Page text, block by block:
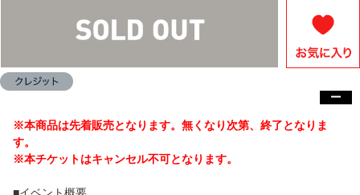
※本商品は先着販売となります。無くなり次第、終了となりま
す。
※本チケットはキャンセル不可となります。